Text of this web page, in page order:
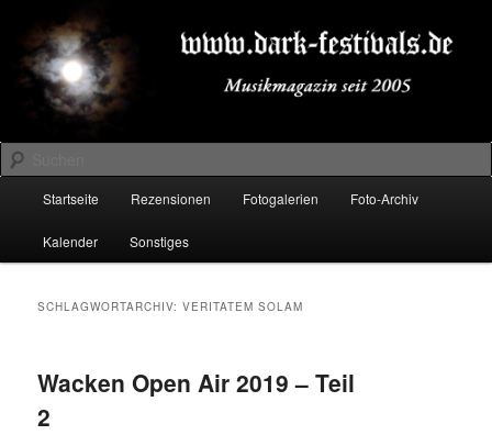
primären
Inhalt
springen
sekundären
Inhalt
springenDARK-FESTIVALS.DE
Suchen
Startseite Rezensionen Fotogalerien Foto-Archiv
Kalender Sonstiges
SCHLAGWORTARCHIV:VERITATEM SOLAM
Wacken Open Air 2019 – Teil
2